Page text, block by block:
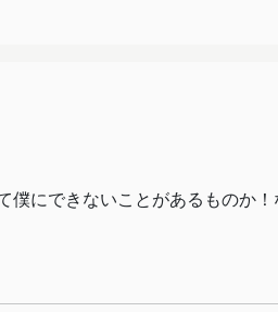
にできないことがあるものか